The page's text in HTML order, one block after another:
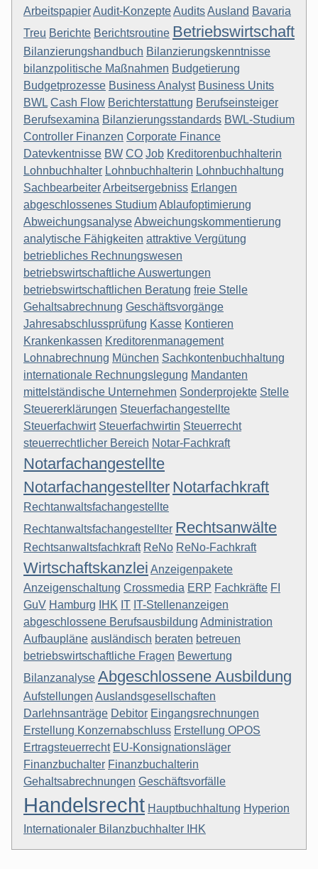
ArbeitspapierAudit-KonzepteAuditsAusland Bavaria
Treu Berichte Berichtsroutine Betriebswirtschaft
Bilanzierungshandbuch Bilanzierungskenntnisse
bilanzpolitische Maßnahmen Budgetierung
Budgetprozesse Business Analyst Business Units
BWL Cash Flow Berichterstattung Berufseinsteiger
Berufsexamina Bilanzierungsstandards BWL-Studium
Controller Finanzen Corporate Finance
Datevkentnisse BW CO Job Kreditorenbuchhalterin
Lohnbuchhalter Lohnbuchhalterin Lohnbuchhaltung
SachbearbeiterArbeitsergebniss Erlangen
abgeschlossenes StudiumAblaufoptimierung
AbweichungsanalyseAbweichungskommentierung
analytische Fähigkeiten attraktive Vergütung
betriebliches Rechnungswesen
betriebswirtschaftliche Auswertungen
betriebswirtschaftlichen Beratung freie Stelle
Gehaltsabrechnung Geschäftsvorgänge
Jahresabschlussprüfung Kasse Kontieren
Krankenkassen Kreditorenmanagement
Lohnabrechnung München Sachkontenbuchhaltung
internationale Rechnungslegung Mandanten
mittelständische Unternehmen Sonderprojekte Stelle
Steuererklärungen Steuerfachangestellte
Steuerfachwirt Steuerfachwirtin Steuerrecht
steuerrechtlicher Bereich Notar-Fachkraft
Notarfachangestellte
Notarfachangestellter Notarfachkraft
Rechtanwaltsfachangestellte
Rechtanwaltsfachangestellter Rechtsanwälte
Rechtsanwaltsfachkraft ReNo ReNo-Fachkraft
Wirtschaftskanzlei Anzeigenpakete
Anzeigenschaltung Crossmedia ERP Fachkräfte FI
GuV Hamburg IHK IT IT-Stellenanzeigen
abgeschlossene Berufsausbildung Administration
Aufbaupläne ausländisch beraten betreuen
betriebswirtschaftliche Fragen Bewertung
Bilanzanalyse Abgeschlossene Ausbildung
Aufstellungen Auslandsgesellschaften
Darlehnsanträge Debitor Eingangsrechnungen
Erstellung Konzernabschluss Erstellung OPOS
Ertragsteuerrecht EU-Konsignationsläger
Finanzbuchalter Finanzbuchalterin
Gehaltsabrechnungen Geschäftsvorfälle
Handelsrecht Hauptbuchhaltung Hyperion
Internationaler Bilanzbuchhalter IHK